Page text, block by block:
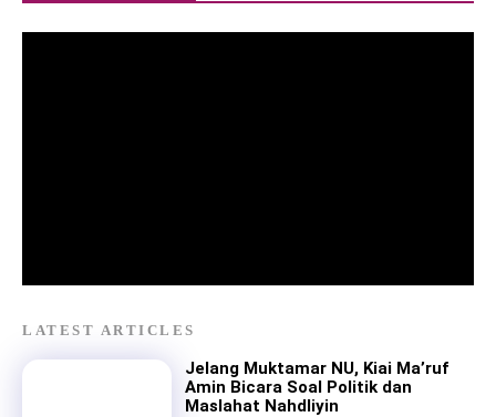
LATEST ARTICLES
Jelang Muktamar NU, Kiai Ma’ruf
Amin Bicara Soal Politik dan
Maslahat Nahdliyin